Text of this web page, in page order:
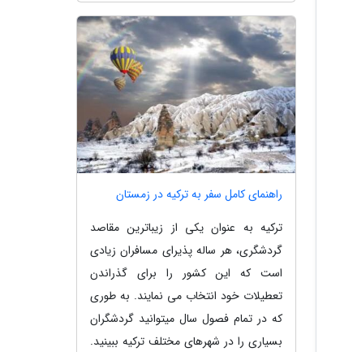
راهنمای کامل سفر به ترکیه در زمستان
ترکیه به عنوان یکی از زیباترین مقاصد
گردشگری، هر ساله پذیرای مسافران زیادی
است که این کشور را برای گذراندن
تعطیلات خود انتخاب می نمایند. به طوری
که در تمام فصول سال میتوانید گردشگران
بسیاری را در شهرهای مختلف ترکیه ببینید.